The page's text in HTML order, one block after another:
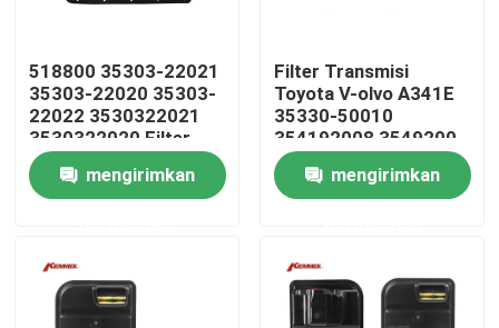
Rumah
Produk
Tentang kami
518800 35303-22021
35303-22020 35303-
22022 3530322021
3530322020 Filter
Transmisi Otomatis
Untuk TOYOTA A40
A41 AW55
mengirimkan
Filter Transmisi
Toyota V-olvo A341E
35330-50010
354192008 3549200-
8 35492008
mengirimkan